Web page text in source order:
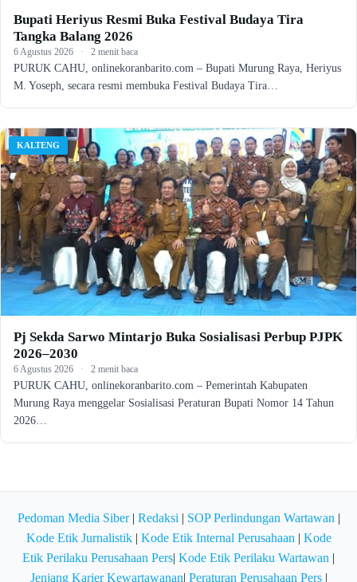
Bupati Heriyus Resmi Buka Festival Budaya Tira
Tangka Balang 2026
6 Agustus 2026 · 2 menit baca
PURUK CAHU, onlinekoranbarito.com – Bupati Murung Raya, Heriyus
M. Yoseph, secara resmi membuka Festival Budaya Tira…
KALTENG
Pj Sekda Sarwo Mintarjo Buka Sosialisasi Perbup PJPK
2026–2030
6 Agustus 2026 · 2 menit baca
PURUK CAHU, onlinekoranbarito.com – Pemerintah Kabupaten
Murung Raya menggelar Sosialisasi Peraturan Bupati Nomor 14 Tahun
2026…
Pedoman Media Siber| Redaksi | SOP Perlindungan Wartawan |
Kode Etik Jurnalistik| Kode Etik Internal Perusahaan | Kode
Etik Perilaku Perusahaan Pers| Kode Etik Perilaku Wartawan |
Jenjang Karier Kewartawanan| Peraturan Perusahaan Pers|